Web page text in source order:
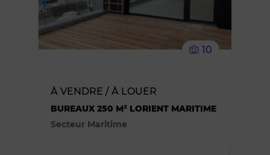
10
À VENDRE / À LOUER
BUREAUX 250 M² LORIENT MARITIME
Secteur Maritime